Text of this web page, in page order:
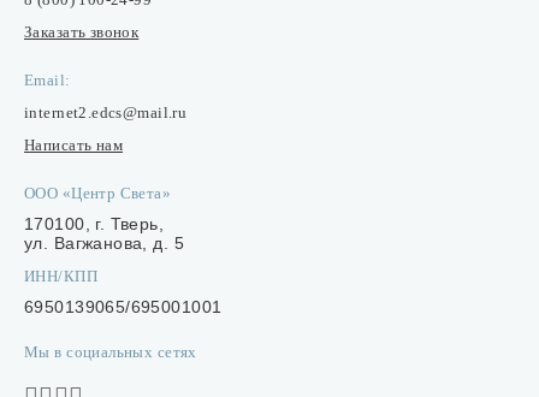
Заказать звонок
Email:
internet2.edcs@mail.ru
Написать нам
ООО «Центр Света»
170100, г. Тверь,
ул. Вагжанова, д. 5
ИНН/КПП
6950139065/695001001
Мы в социальных сетях